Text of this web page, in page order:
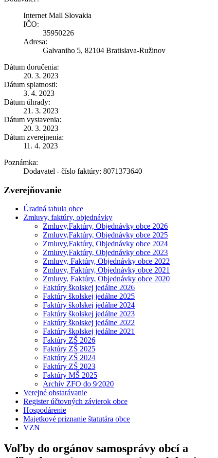
Internet Mall Slovakia
IČO:
35950226
Adresa:
Galvaniho 5, 82104 Bratislava-Ružinov
Dátum doručenia:
20. 3. 2023
Dátum splatnosti:
3. 4. 2023
Dátum úhrady:
21. 3. 2023
Dátum vystavenia:
20. 3. 2023
Dátum zverejnenia:
11. 4. 2023
Poznámka:
Dodavatel - číslo faktúry: 8071373640
Zverejňovanie
Úradná tabula obce
Zmluvy, faktúry, objednávky
Zmluvy,Faktúry, Objednávky obce 2026
Zmluvy,Faktúry, Objednávky obce 2025
Zmluvy,Faktúry, Objednávky obce 2024
Zmluvy,Faktúry, Objednávky obce 2023
Zmluvy, Faktúry, Objednávky obce 2022
Zmluvy, Faktúry, Objednávky obce 2021
Zmluvy, Faktúry, Objednávky obce 2020
Faktúry školskej jedálne 2026
Faktúry školskej jedálne 2025
Faktúry školskej jedálne 2024
Faktúry školskej jedálne 2023
Faktúry školskej jedálne 2022
Faktúry školskej jedálne 2021
Faktúry ZŠ 2026
Faktúry ZŠ 2025
Faktúry ZŠ 2024
Faktúry ZŠ 2023
Faktúry MŠ 2025
Archív ZFO do 9⁄2020
Verejné obstarávanie
Register účtovných závierok obce
Hospodárenie
Majetkové priznanie štatutára obce
VZN
Voľby do orgánov samosprávy obcí a